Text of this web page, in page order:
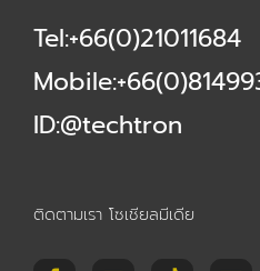
Tel:+66(0)21011684
ID:@techtron
ติดตามเรา โซเชียลมีเดีย